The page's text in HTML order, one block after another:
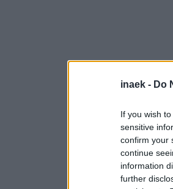
inaek - Do
If you wish
sensitive
confirm your
continue
information
further